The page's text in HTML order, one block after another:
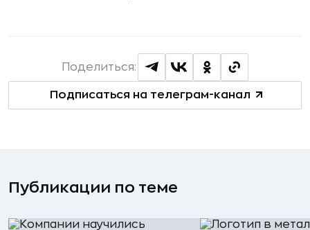
Подписаться на телеграм-канал
Поделиться:
Публикации по теме